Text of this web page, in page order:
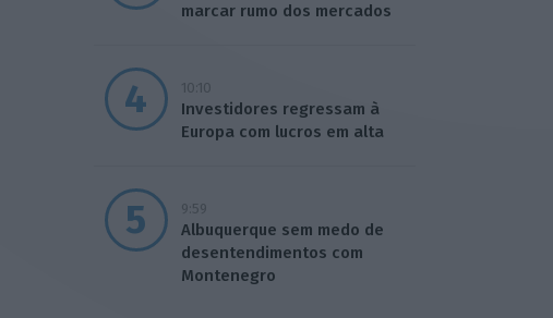
marcar rumo dos mercados
10:10
Investidores regressam à
Europa com lucros em alta
9:59
Albuquerque sem medo de
desentendimentos com
Montenegro